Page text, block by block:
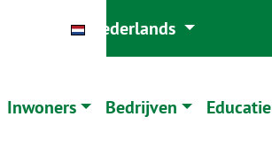
Nederlands
Inwoners Bedrijven Educatie